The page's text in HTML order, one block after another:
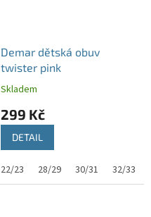
Demar dětská obuv
twister pink
Skladem
299 Kč
DETAIL
22/23 28/29 30/31 32/33